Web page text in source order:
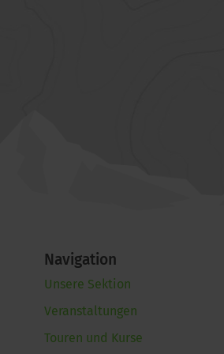
Navigation
Unsere Sektion
Veranstaltungen
Touren und Kurse